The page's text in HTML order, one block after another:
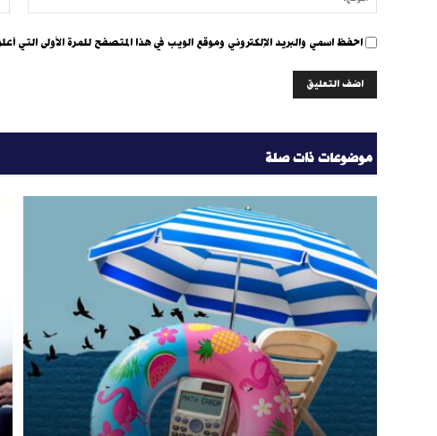
احفظ اسمي والبريد الإلكتروني وموقع الويب في هذا المتصفح للمرة الأولى التي
موضوعات ذات صلة